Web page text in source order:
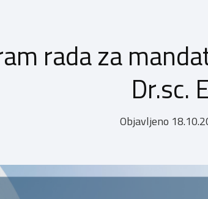
rada za
Dr.sc.
Objavljeno